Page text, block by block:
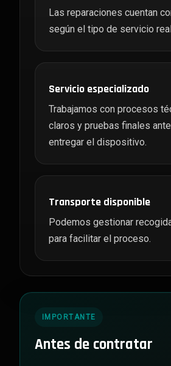
Las reparaciones cuentan
según el tipo de servicio
Servicio especializado
Trabajamos con procesos
claros y pruebas finales
entregar el dispositivo.
Transporte disponible
Podemos gestionar
para facilitar el proceso.
IMPORTANTE
Antes de contratar